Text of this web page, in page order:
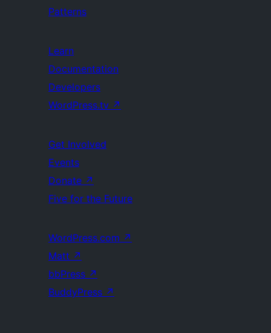
Patterns
Learn
Documentation
Developers
WordPress.tv ↗
Get Involved
Events
Donate ↗
Five for the Future
WordPress.com ↗
Matt ↗
bbPress ↗
BuddyPress ↗